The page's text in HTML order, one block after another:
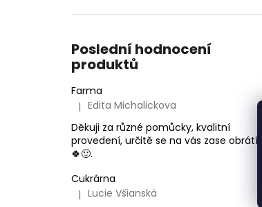
Poslední hodnocení
produktů
Farma
Hodnocení produktu je 5 z 5 hvězdiček.
| Edita Michalickova
Děkuji za různé pomůcky, kvalitní
provedení, určitě se na vás zase obrátím
🍀🙂.
Cukrárna
Hodnocení produktu je 5 z 5 hvězdiček.
| Lucie Všianská